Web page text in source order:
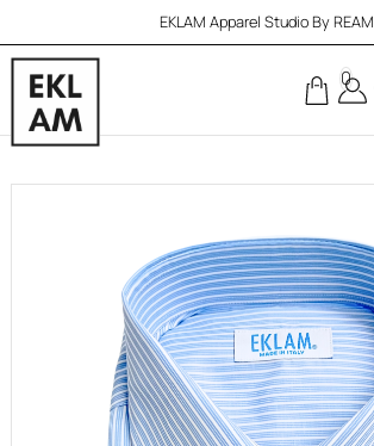
EKLAM Apparel Studio By REAM
0